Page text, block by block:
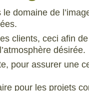
domaine de
clients, ceci afin
désirée.
pour assurer une
pour les projets